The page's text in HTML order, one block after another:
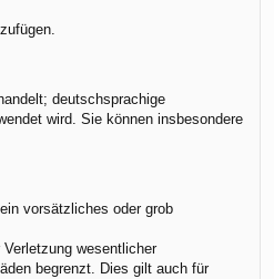
deutschsprachige
wird. Sie können insbesondere
vorsätzliches oder grob
wesentlicher
begrenzt. Dies gilt auch für